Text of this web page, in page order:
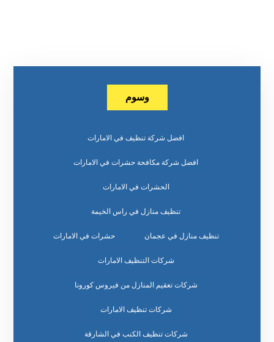
وسوم
افضل شركة تنظيف في الامارات
افضل شركة مكافحة حشرات في الامارات
الحشرات في الامارات
تنظيف منازل في راس الخيمة
تنظيف منازل في عجمان حشرات في الامارات
شركات التنظيف الامارات
شركات تعقيم المنازل من فيروس كورونا
شركات تنظيف الامارات
شركات تنظيف الكنب في الشارقة